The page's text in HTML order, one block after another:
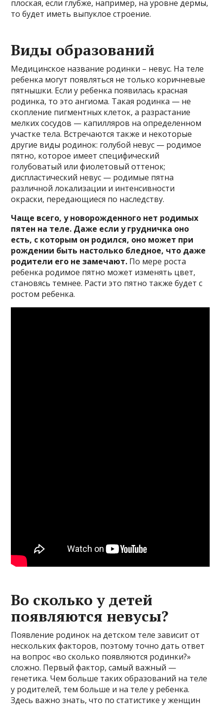
плоская, если глубже, например, на уровне дермы,
то будет иметь выпуклое строение.
Виды образований
Медицинское название родинки – невус. На теле
ребенка могут появляться не только коричневые
пятнышки. Если у ребенка появилась красная
родинка, то это ангиома. Такая родинка — не
скопление пигментных клеток, а разрастание
мелких сосудов — капилляров на определенном
участке тела. Встречаются также и некоторые
другие виды родинок: голубой невус — родимое
пятно, которое имеет специфический
голубоватый или фиолетовый оттенок;
диспластический невус — родимые пятна
различной локализации и интенсивности
окраски, передающиеся по наследству.
Чаще всего, у новорожденного нет родимых
пятен на теле. Даже если у грудничка оно
есть, с которым он родился, оно может при
рождении быть настолько бледное, что даже
родители его не замечают. По мере роста
ребенка родимое пятно может изменять цвет,
становясь темнее. Расти это пятно также будет с
ростом ребенка.
Во сколько у детей
появляются невусы?
Появление родинок на детском теле зависит от
нескольких факторов, поэтому точно дать ответ
на вопрос «во сколько появляются родинки?»
сложно. Первый фактор, самый важный —
генетика. Чем больше таких образований на теле
у родителей, тем больше и на теле у ребенка.
Здесь важно знать, что по статистике у женщин